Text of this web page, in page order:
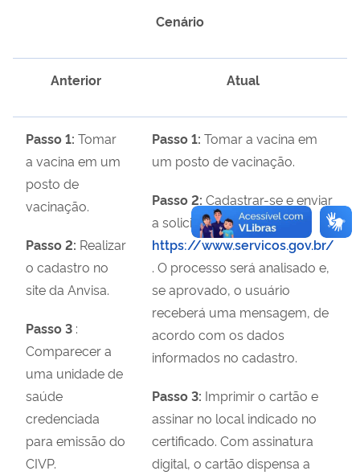
Cenário
Anterior Atual
Passo 1: Tomar
a vacina em um
posto de
vacinação.
Passo 2: Realizar
o cadastro no
site da Anvisa.
Passo 3 :
Comparecer a
uma unidade de
saúde
credenciada
para emissão do
CIVP.
Passo 1: Tomar a vacina em
um posto de vacinação.
Passo 2: Cadastrar-se e enviar
a solicitação pelosite
https://www.servicos.gov.br/
. O processo será analisado e,
se aprovado, o usuário
receberá uma mensagem, de
acordo com os dados
informados no cadastro.
Passo 3: Imprimir o cartão e
assinar no local indicado no
certificado. Com assinatura
digital, o cartão dispensa a